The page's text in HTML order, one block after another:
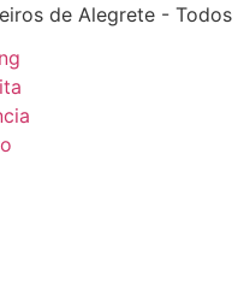
de Alegrete - Todos